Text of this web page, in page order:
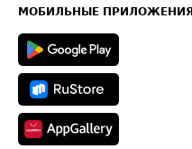
Техническая информация
МОБИЛЬНЫЕ ПРИЛОЖЕНИЯ